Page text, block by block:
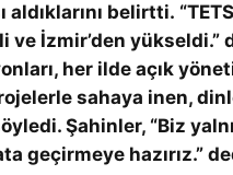
aldıklarını belirtti.
ve İzmir’den
her ilde açık
sahaya inen,
Şahinler, “Biz
geçirmeye hazırız.”